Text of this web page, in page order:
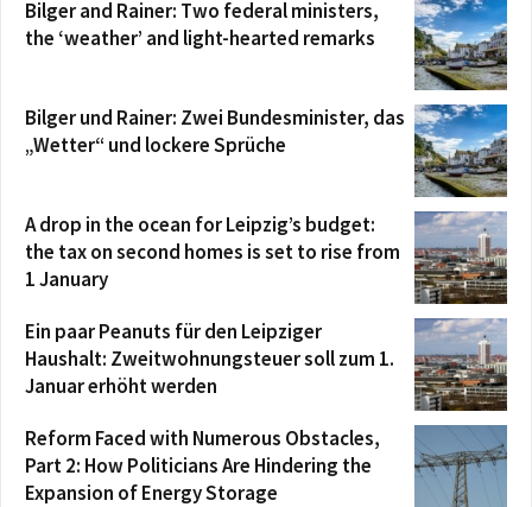
Bilger and Rainer: Two federal ministers,
the ‘weather’ and light-hearted remarks
Bilger und Rainer: Zwei Bundesminister, das
„Wetter“ und lockere Sprüche
A drop in the ocean for Leipzig’s budget:
the tax on second homes is set to rise from
1 January
Ein paar Peanuts für den Leipziger
Haushalt: Zweitwohnungsteuer soll zum 1.
Januar erhöht werden
Reform Faced with Numerous Obstacles,
Part 2: How Politicians Are Hindering the
Expansion of Energy Storage